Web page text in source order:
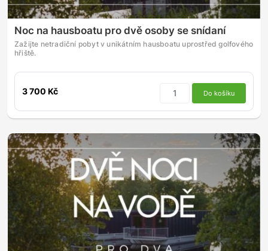
Noc na hausboatu pro dvě osoby se snídaní
Zažijte netradiční pobyt v unikátním hausboatu uprostřed golfového
hřiště.
3 700 Kč Do košíku